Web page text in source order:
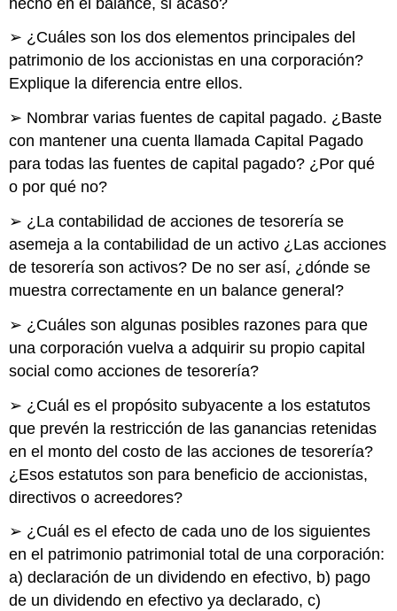
➢ ¿Cuáles son los dos elementos principales del
patrimonio de los accionistas en una corporación?
Explique la diferencia entre ellos.
➢ Nombrar varias fuentes de capital pagado. ¿Baste
con mantener una cuenta llamada Capital Pagado
para todas las fuentes de capital pagado? ¿Por qué
o por qué no?
➢ ¿La contabilidad de acciones de tesorería se
asemeja a la contabilidad de un activo ¿Las acciones
de tesorería son activos? De no ser así, ¿dónde se
muestra correctamente en un balance general?
➢ ¿Cuáles son algunas posibles razones para que
una corporación vuelva a adquirir su propio capital
social como acciones de tesorería?
➢ ¿Cuál es el propósito subyacente a los estatutos
que prevén la restricción de las ganancias retenidas
en el monto del costo de las acciones de tesorería?
¿Esos estatutos son para beneficio de accionistas,
directivos o acreedores?
➢ ¿Cuál es el efecto de cada uno de los siguientes
en el patrimonio patrimonial total de una corporación:
a) declaración de un dividendo en efectivo, b) pago
de un dividendo en efectivo ya declarado, c)